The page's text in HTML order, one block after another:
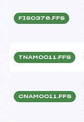
FIS0376.FFS
TNAM0011.FFS
CNAM0011.FFS